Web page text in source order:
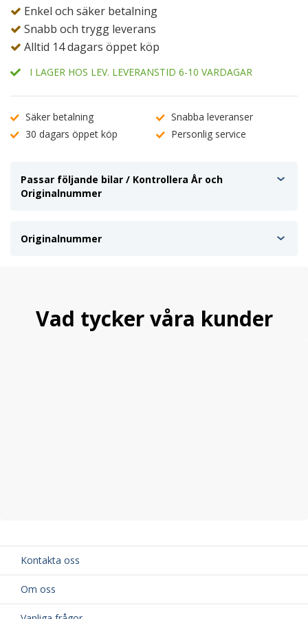
Enkel och säker betalning
Snabb och trygg leverans
Alltid 14 dagars öppet köp
I LAGER HOS LEV. LEVERANSTID 6-10 VARDAGAR
Säker betalning
Snabba leveranser
30 dagars öppet köp
Personlig service
Passar följande bilar / Kontrollera År och
Originalnummer
Originalnummer
Vad tycker våra kunder
Kontakta oss
Om oss